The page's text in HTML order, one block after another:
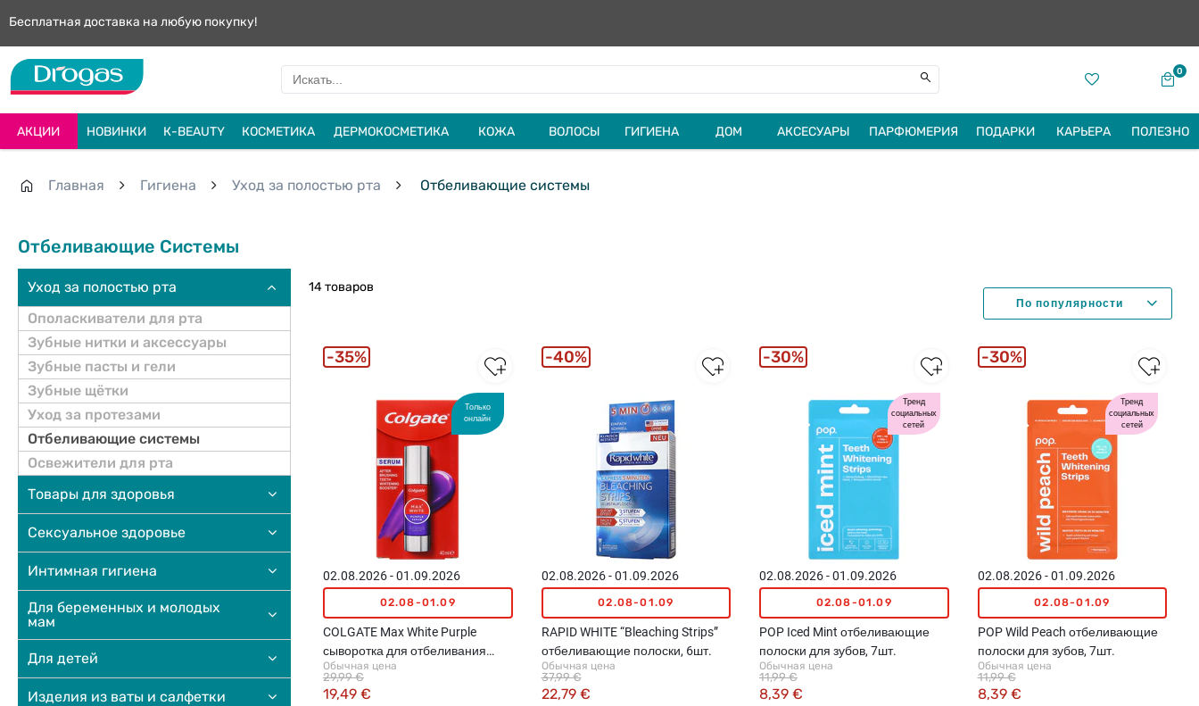
Бесплатная доставка на любую покупку!
0
АКЦИИ НОВИНКИ К-BEAUTY КОСМЕТИКА ДЕРМОКОСМЕТИКА КОЖА ВОЛОСЫ ГИГИЕНА ДОМ АКСЕСУАРЫ ПАРФЮМЕРИЯ ПОДАРКИ КАРЬЕРА ПОЛЕЗНО
Главная Гигиена Уход за полостью рта Отбеливающие системы
Отбеливающие Системы
Уход за полостью рта
Ополаскиватели для рта
Зубные нитки и аксессуары
Зубные пасты и гели
Зубные щётки
Уход за протезами
Отбеливающие системы
Освежители для рта
Товары для здоровья
Сексуальное здоровье
Интимная гигиена
Для беременных и молодых
мам
Для детей
Изделия из ваты и салфетки
14 товаров
Только
онлайн
02.08.2026 - 01.09.2026
02.08-01.09
COLGATE Max White Purple
сыворотка для отбеливания
зубов, 40мл
Обычная цена
19,49 €
29,99 €
35%
02.08.2026 - 01.09.2026
02.08-01.09
RAPID WHITE “Bleaching Strips”
отбеливающие полоски, 6шт.
Обычная цена
22,79 €
37,99 €
40%
Тренд
социальных
сетей
02.08.2026 - 01.09.2026
02.08-01.09
POP Iced Mint отбеливающие
полоски для зубов, 7шт.
Обычная цена
8,39 €
11,99 €
30%
Тренд
социальных
сетей
02.08.2026 - 01.09.2026
02.08-01.09
POP Wild Peach отбеливающие
полоски для зубов, 7шт.
Обычная цена
8,39 €
11,99 €
30%